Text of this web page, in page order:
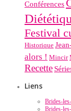
Conférences
Festival
Historique
alors ! Mincir
Recette
Liens
Brides-
Brides-